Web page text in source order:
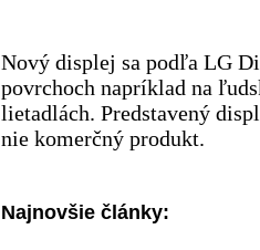
Nový displej sa podľa LG
povrchoch napríklad na
lietadlách. Predstavený
nie komerčný produkt.
Najnovšie články: